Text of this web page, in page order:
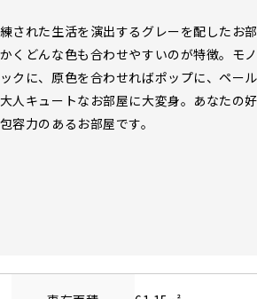
された生活を演出するグレーを配したお
くどんな色も合わせやすいのが特徴。モ
クに、原色を合わせればポップに、ペー
人キュートなお部屋に大変身。あなたの
容力のあるお部屋です。